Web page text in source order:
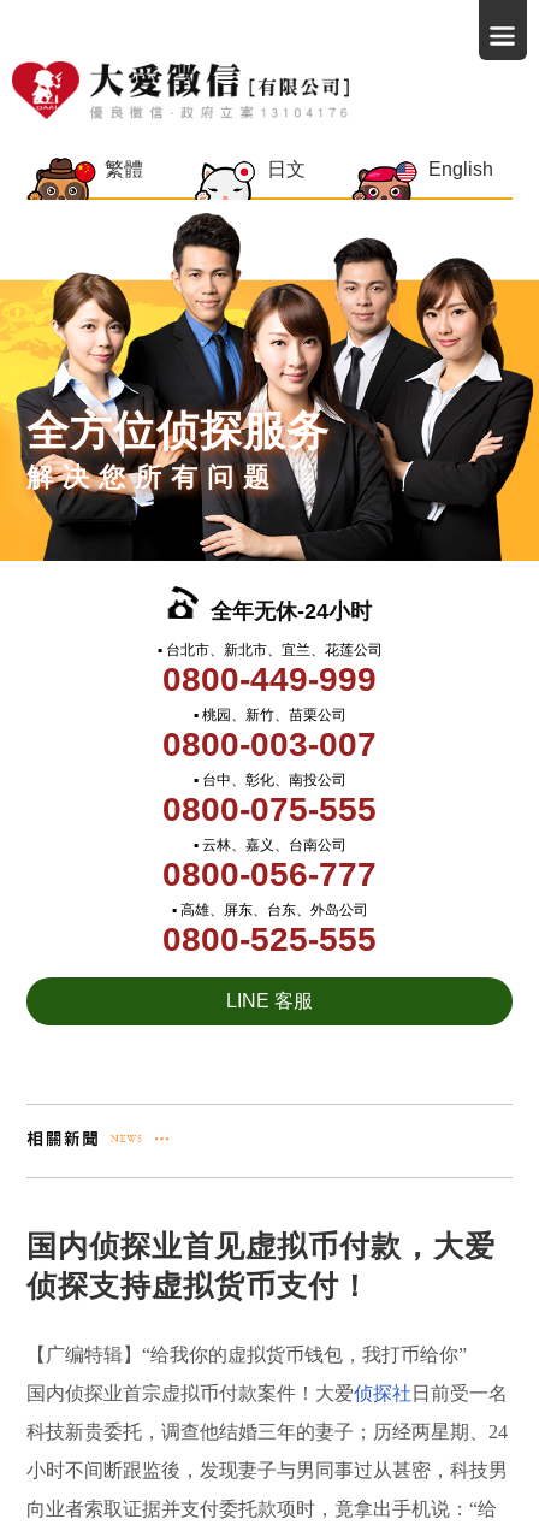
繁體 日文 English
全方位侦探服务
解决您所有问题
全年无休-24小时
▪ 台北市、新北市、宜兰、花莲公司
0800-449-999
▪ 桃园、新竹、苗栗公司
0800-003-007
▪ 台中、彰化、南投公司
0800-075-555
▪ 云林、嘉义、台南公司
0800-056-777
▪ 高雄、屏东、台东、外岛公司
0800-525-555
LINE 客服
国内侦探业首见虚拟币付款，大爱
侦探支持虚拟货币支付！
【广编特辑】“给我你的虚拟货币钱包，我打币给你”
国内侦探业首宗虚拟币付款案件！大爱侦探社 日前受一名
科技新贵委托，调查他结婚三年的妻子；历经两星期、24
小时不间断跟监後，发现妻子与男同事过从甚密，科技男
向业者索取证据并支付委托款项时，竟拿出手机说：“给